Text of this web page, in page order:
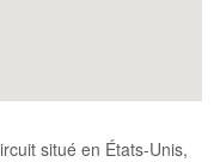
situé en États-Unis,